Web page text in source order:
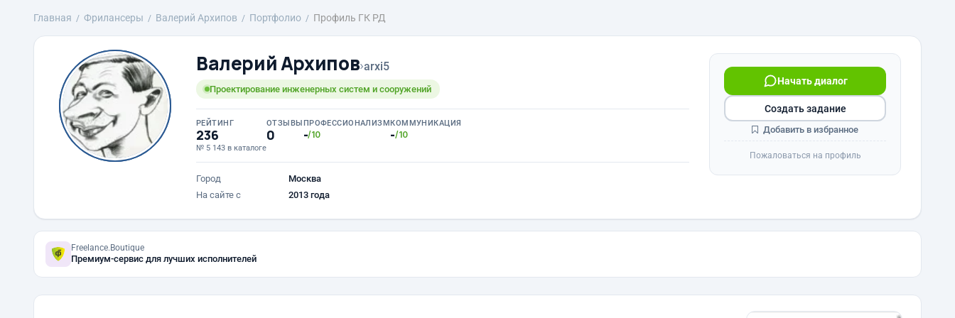
Главная Фрилансеры Валерий Архипов Портфолио Профиль ГК РД
Валерий Архипов›arxi5
Проектирование инженерных систем и сооружений
РЕЙТИНГ
236
№ 5 143 в каталоге
ОТЗЫВЫ
0
ПРОФЕССИОНАЛИЗМ
-/10
КОММУНИКАЦИЯ
-/10
Город
Москва
На сайте с
2013 года
Начать диалог
Создать задание
Добавить в избранное
Пожаловаться на профиль
Freelance.Boutique
Премиум-сервис для лучших исполнителей